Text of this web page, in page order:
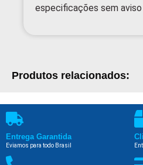
especificações sem aviso
Produtos relacionados:
Entrega Garantida
Eviamos para todo Brasil